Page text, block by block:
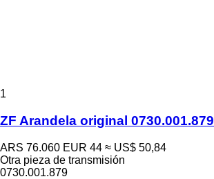
1
ZF Arandela original 0730.001.879
ARS 76.060 EUR 44 ≈ US$ 50,84
Otra pieza de transmisión
0730.001.879